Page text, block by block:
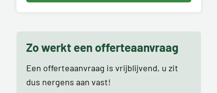
Zo werkt een offerteaanvraag
Een offerteaanvraag is vrijblijvend, u zit
dus nergens aan vast!